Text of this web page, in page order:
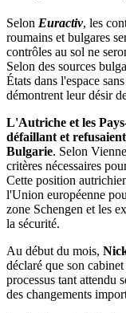
Selon Euractiv, les
roumains et bulgares
contrôles au sol ne
Selon des sources
États dans l'espace
démontrent leur désir
L'Autriche et les
défaillant et
Bulgarie. Selon
critères nécessaires
Cette position
l'Union européenne
zone Schengen et les
la sécurité.
Au début du mois,
déclaré que son
processus tant attendu
des changements